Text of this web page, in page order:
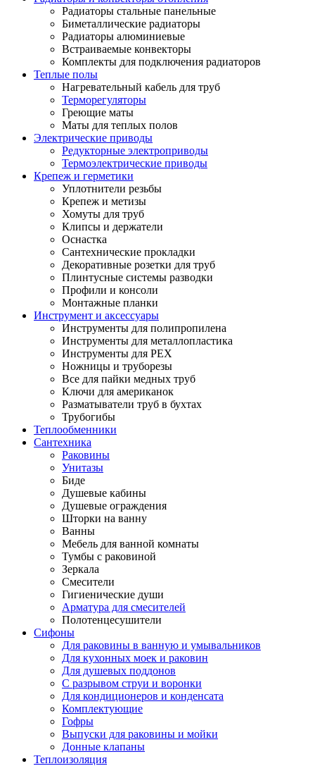
Радиаторы стальные панельные
Биметаллические радиаторы
Радиаторы алюминиевые
Встраиваемые конвекторы
Комплекты для подключения радиаторов
Теплые полы
Нагревательный кабель для труб
Терморегуляторы
Греющие маты
Маты для теплых полов
Электрические приводы
Редукторные электроприводы
Термоэлектрические приводы
Крепеж и герметики
Уплотнители резьбы
Крепеж и метизы
Хомуты для труб
Клипсы и держатели
Оснастка
Сантехнические прокладки
Декоративные розетки для труб
Плинтусные системы разводки
Профили и консоли
Монтажные планки
Инструмент и аксессуары
Инструменты для полипропилена
Инструменты для металлопластика
Инструменты для PEX
Ножницы и труборезы
Все для пайки медных труб
Ключи для американок
Разматыватели труб в бухтах
Трубогибы
Теплообменники
Сантехника
Раковины
Унитазы
Биде
Душевые кабины
Душевые ограждения
Шторки на ванну
Ванны
Мебель для ванной комнаты
Тумбы с раковиной
Зеркала
Смесители
Гигиенические души
Арматура для смесителей
Полотенцесушители
Сифоны
Для раковины в ванную и умывальников
Для кухонных моек и раковин
Для душевых поддонов
С разрывом струи и воронки
Для кондиционеров и конденсата
Комплектующие
Гофры
Выпуски для раковины и мойки
Донные клапаны
Теплоизоляция